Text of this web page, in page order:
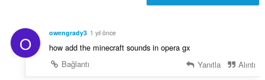
O owengrady3 1 yıl önce
how add the minecraft sounds in opera gx
Bağlantı
Yanıtla Alıntı